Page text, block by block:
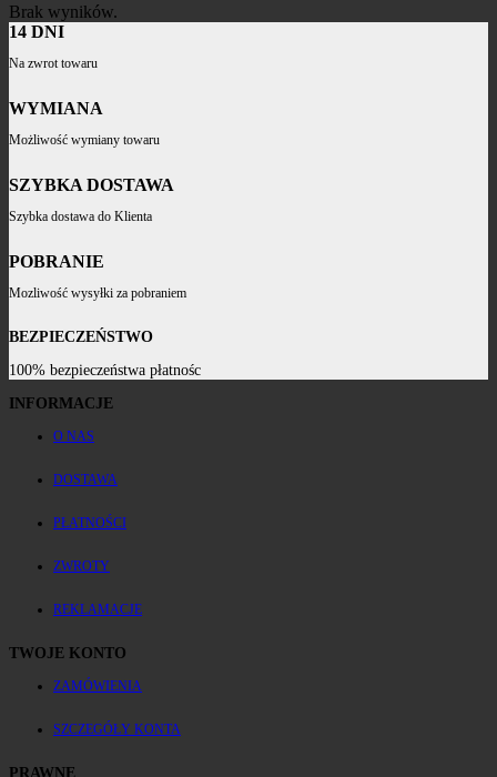
Brak wyników.
14 DNI
Na zwrot towaru
WYMIANA
Możliwość wymiany towaru
SZYBKA DOSTAWA
Szybka dostawa do Klienta
POBRANIE
Mozliwość wysyłki za pobraniem
BEZPIECZEŃSTWO
100% bezpieczeństwa płatnośc
INFORMACJE
O NAS
DOSTAWA
PŁATNOŚCI
ZWROTY
REKLAMACJE
TWOJE KONTO
ZAMÓWIENIA
SZCZEGÓŁY KONTA
PRAWNE